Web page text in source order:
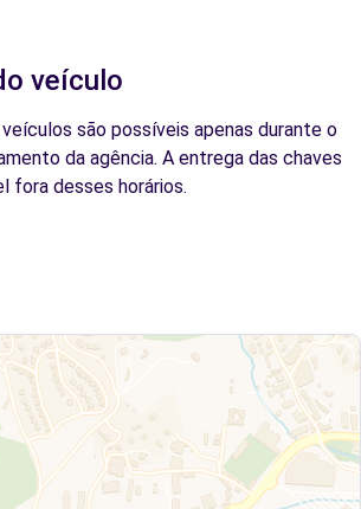
veículo
são possíveis apenas durante o
da agência. A entrega das chaves
fora desses horários.